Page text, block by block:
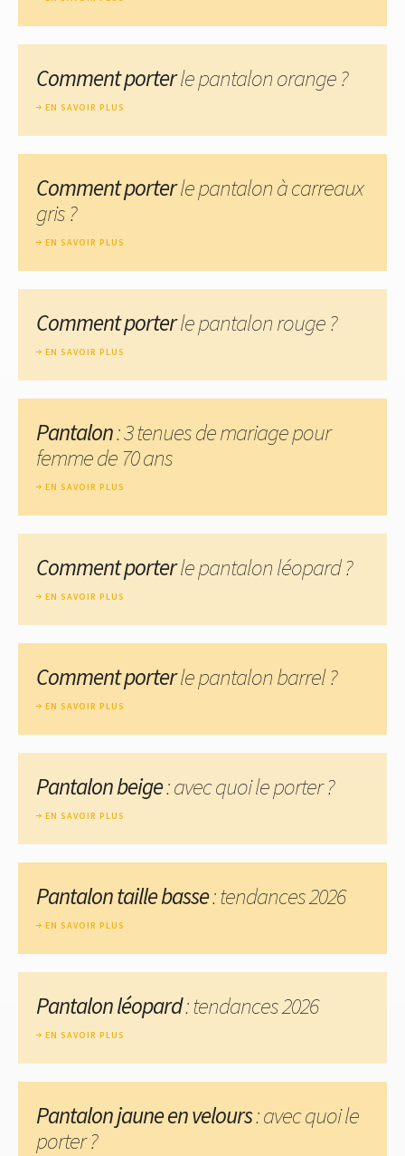
Comment porterle pantalon orange ?
EN SAVOIR PLUS
Comment porterle pantalon à carreaux
gris ?
EN SAVOIR PLUS
Comment porterle pantalon rouge ?
EN SAVOIR PLUS
Pantalon: 3 tenues de mariage pour
femme de 70 ans
EN SAVOIR PLUS
Comment porterle pantalon léopard ?
EN SAVOIR PLUS
Comment porterle pantalon barrel ?
EN SAVOIR PLUS
Pantalon beige: avec quoi le porter ?
EN SAVOIR PLUS
Pantalon taille basse: tendances 2026
EN SAVOIR PLUS
Pantalon léopard: tendances 2026
EN SAVOIR PLUS
Pantalon jaune en velours: avec quoi le
porter ?